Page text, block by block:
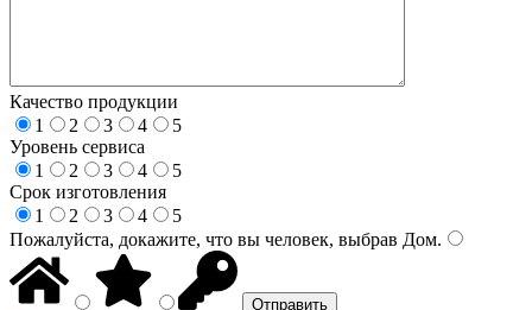
Качество продукции
1
2 3 4
5
Уровень сервиса
1
2 3 4
5
Срок изготовления
1
2 3 4
5
Пожалуйста, докажите, что вы человек, выбрав Дом.